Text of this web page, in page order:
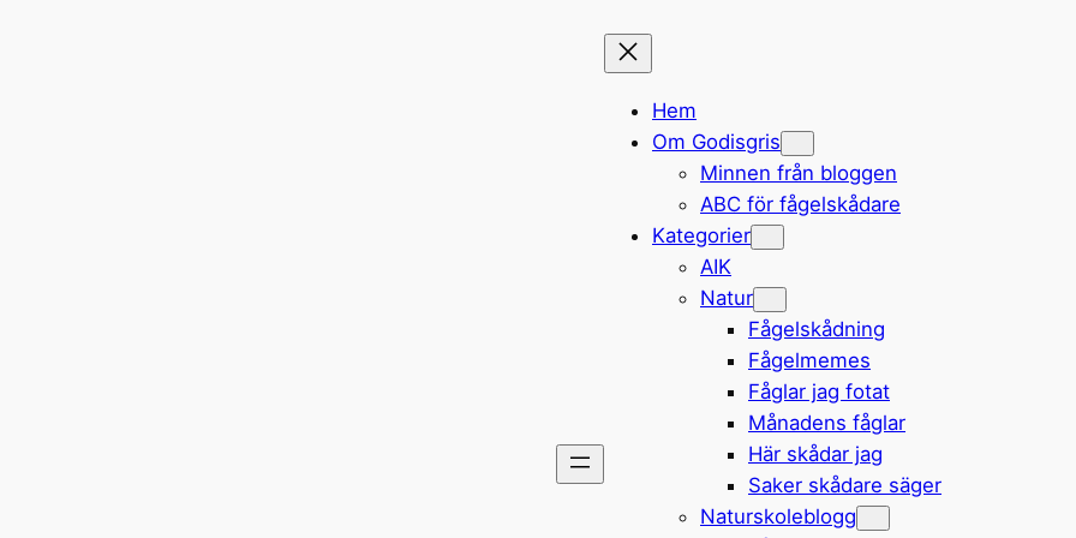
Hem
Om Godisgris
Minnen från bloggen
ABC för fågelskådare
Kategorier
AIK
Natur
Fågelskådning
Fågelmemes
Fåglar jag fotat
Månadens fåglar
Här skådar jag
Saker skådare säger
Naturskoleblogg